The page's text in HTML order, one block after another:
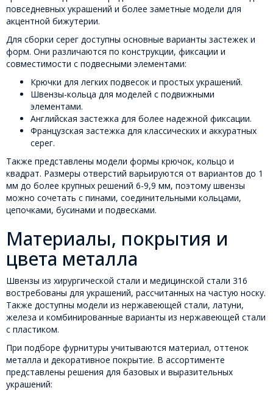
повседневных украшений и более заметные модели для
акцентной бижутерии.
Для сборки серег доступны основные варианты застежек и
форм. Они различаются по конструкции, фиксации и
совместимости с подвесными элементами:
Крючки для легких подвесок и простых украшений.
Швензы-кольца для моделей с подвижными
элементами.
Английская застежка для более надежной фиксации.
Французская застежка для классических и аккуратных
серег.
Также представлены модели формы крючок, кольцо и
квадрат. Размеры отверстий варьируются от вариантов до 1
мм до более крупных решений 6-9,9 мм, поэтому швензы
можно сочетать с пинами, соединительными кольцами,
цепочками, бусинами и подвесками.
Материалы, покрытия и
цвета металла
Швензы из хирургической стали и медицинской стали 316
востребованы для украшений, рассчитанных на частую носку.
Также доступны модели из нержавеющей стали, латуни,
железа и комбинированные варианты из нержавеющей стали
с пластиком.
При подборе фурнитуры учитываются материал, оттенок
металла и декоративное покрытие. В ассортименте
представлены решения для базовых и выразительных
украшений: